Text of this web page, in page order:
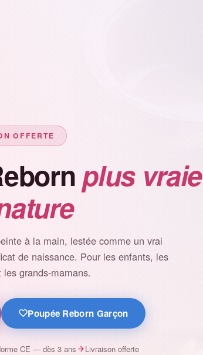
OFFERTE
plus vraie
à la main, lestée comme un vrai
de naissance. Pour les enfants, les
grands-mamans.
Poupée Reborn Garçon
CE — dès 3 ans Livraison offerte